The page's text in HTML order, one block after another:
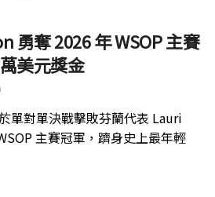
勇奪 2026 年 WSOP 主賽
美元獎金
單對單決戰擊敗芬蘭代表 Lauri
主賽冠軍，躋身史上最年輕